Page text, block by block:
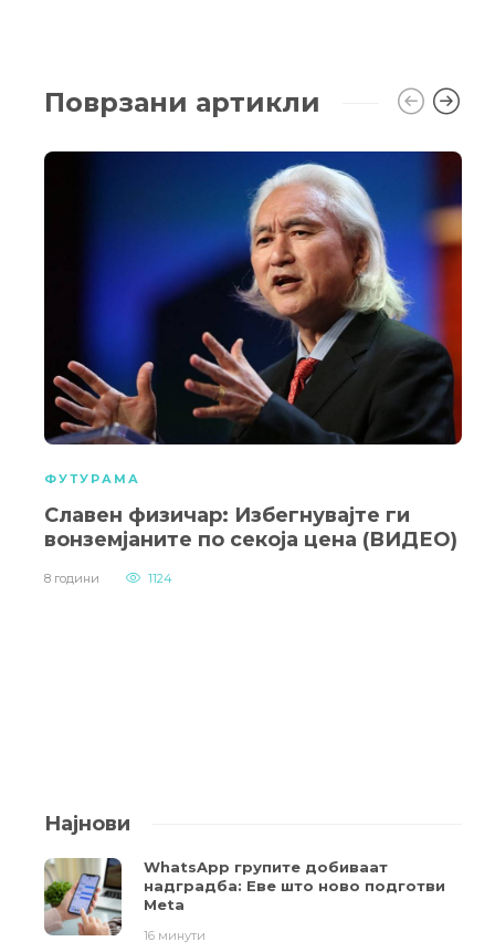
Поврзани артикли
ФУТУРАМА
Славен физичар: Избегнувајте ги
вонземјаните по секоја цена (ВИДЕО)
8 години 1124
Најнови
WhatsApp групите добиваат
надградба: Еве што ново подготви
Meta
16 минути